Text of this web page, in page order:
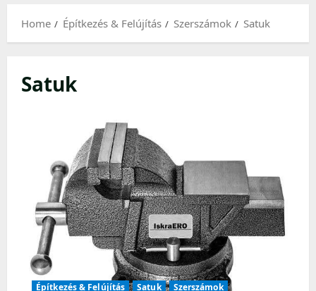
Home Építkezés & Felújítás Szerszámok Satuk
Satuk
Építkezés & Felújítás Satuk Szerszámok